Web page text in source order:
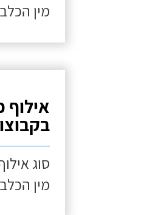
מין
אילוף
סוג
מין